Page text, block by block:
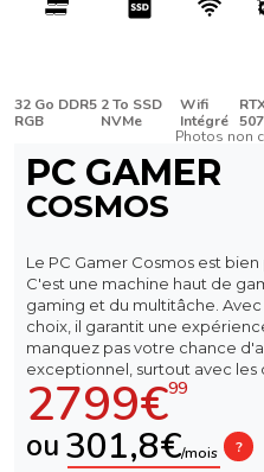
32 Go DDR5
RGB
2 To SSD
NVMe
Wifi
Intégré
Photos non
PC GAMER
COSMOS
Le PC Gamer Cosmos est
C'est une machine haut de
gaming et du multitâche.
choix, il garantit une
manquez pas votre chance
exceptionnel, surtout avec les
2799€99
ou 301,8€/mois ?